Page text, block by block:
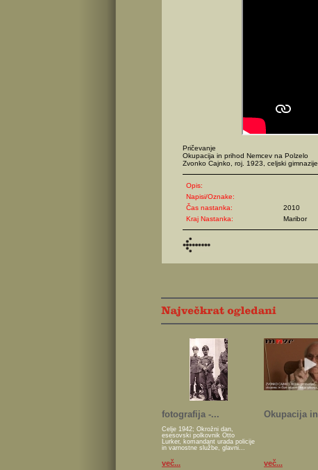
Pričevanje
Okupacija in prihod Nemcev na Polzelo
Zvonko Cajnko, roj. 1923, celjski
Opis:
Napisi/Oznake:
Čas nastanka:
2010
Kraj Nastanka:
Maribor
fotografija -...
Celje 1942; Okrožni dan,
esesovski polkovnik Otto
Lurker, komandant urada policije
in varnostne službe, glavni...
več...
Okupacija
več...